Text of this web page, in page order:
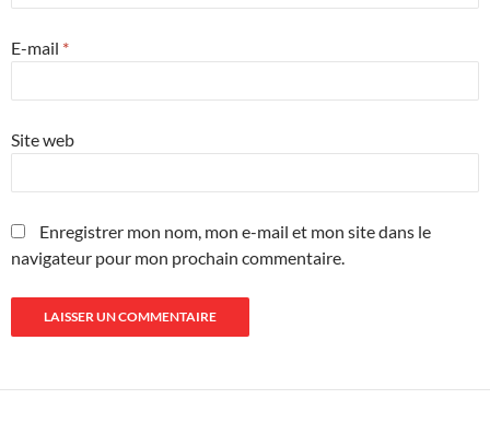
E-mail *
Site web
Enregistrer mon nom, mon e-mail et mon site dans le
navigateur pour mon prochain commentaire.